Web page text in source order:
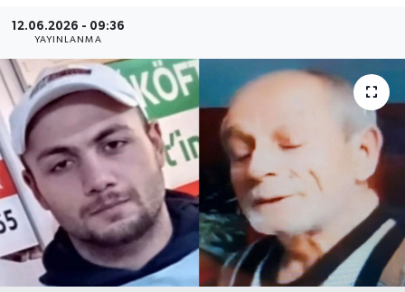
12.06.2026 - 09:36
YAYINLANMA